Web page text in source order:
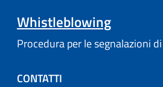
Whistleblowing
Procedura per le segnalazioni
CONTATTI